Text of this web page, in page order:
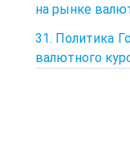
на рынке
31. Политика
валютного